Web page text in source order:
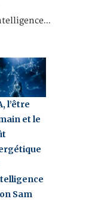
l’être
et le
Sam